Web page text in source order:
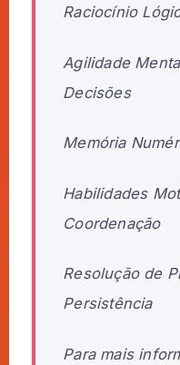
Raciocínio
Agilidade
Decisões
Memória
Habilidades
Coordenação
Resolução de
Persistência
Para mais